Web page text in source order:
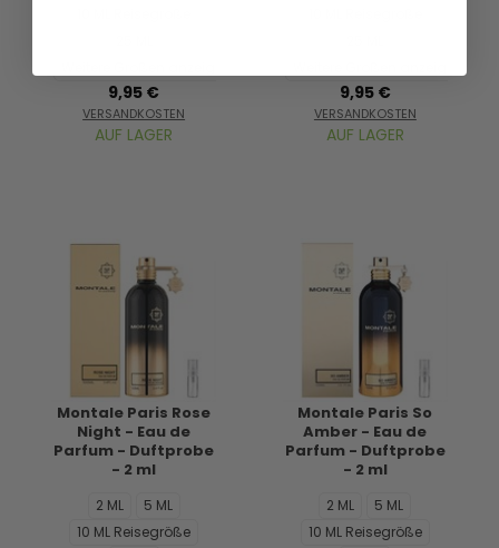
9,95 €
VERSANDKOSTEN
AUF LAGER
Weitere Größen anzeigen...
9,95 €
VERSANDKOSTEN
AUF LAGER
Montale Paris Rose
Night - Eau de
Parfum - Duftprobe
- 2 ml
2 ML
5 ML
10 ML Reisegröße
Montale Paris So
Amber - Eau de
Parfum - Duftprobe
- 2 ml
2 ML
5 ML
10 ML Reisegröße